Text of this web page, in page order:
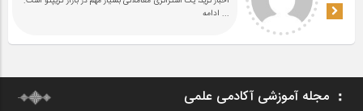
... ادامه
مجله آموزشی آکادمی علمی